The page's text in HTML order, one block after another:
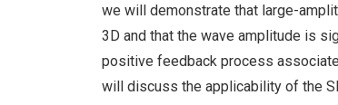
we will demonstrate that large-
3D and that the wave amplitude is
positive feedback process
will discuss the applicability of the